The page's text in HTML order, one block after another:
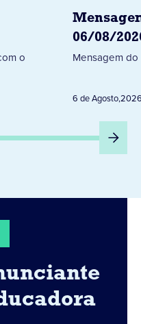
o
06/08/
Mensagem do
6 de Agosto,